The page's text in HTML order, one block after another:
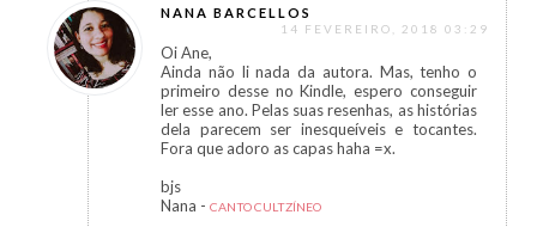
NANA BARCELLOS
14 FEVEREIRO, 2018 03:29
Oi Ane,
Ainda não li nada da autora. Mas, tenho o
primeiro desse no Kindle, espero conseguir
ler esse ano. Pelas suas resenhas, as histórias
dela parecem ser inesqueíveis e tocantes.
Fora que adoro as capas haha =x.
bjs
Nana - CANTO CULTZÍNEO